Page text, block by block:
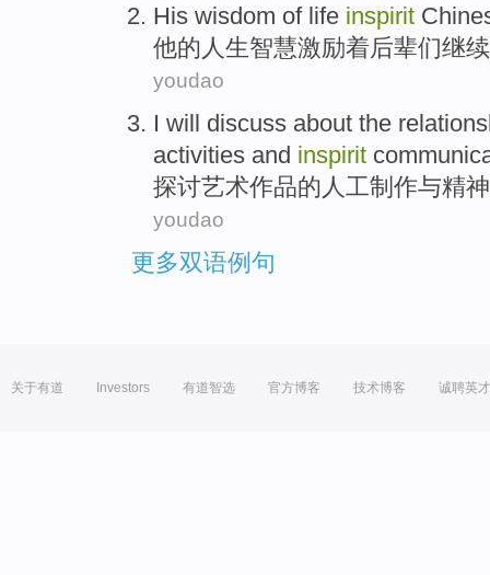
His wisdom of life inspirit
他的 人生智慧激励着后辈们继
youdao
I will discuss about the
activities and inspirit
探讨艺术作品的人工制作与精
youdao
更多双语例句
关于有道 Investors 有道智选 官方博客 技术博客 诚聘英才